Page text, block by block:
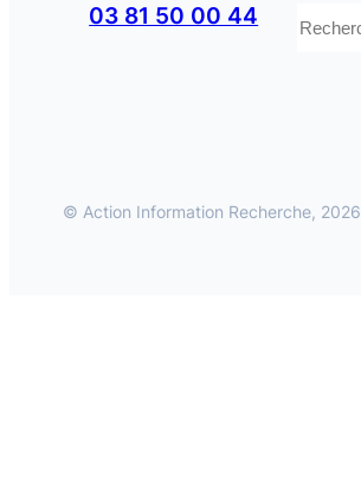
03 81 50 00 44
© Action Information Recherche, 2026